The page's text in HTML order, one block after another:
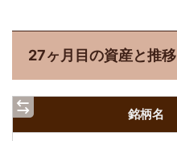
27ヶ月目の資産と推移
銘柄名